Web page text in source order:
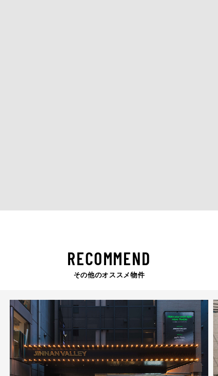
RECOMMEND
その他のオススメ物件